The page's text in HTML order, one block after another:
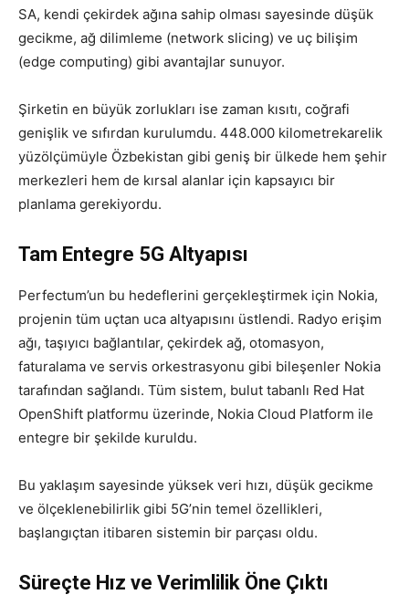
SA, kendi çekirdek ağına sahip olması sayesinde düşük
gecikme, ağ dilimleme (network slicing) ve uç bilişim
(edge computing) gibi avantajlar sunuyor.
Şirketin en büyük zorlukları ise zaman kısıtı, coğrafi
genişlik ve sıfırdan kurulumdu. 448.000 kilometrekarelik
yüzölçümüyle Özbekistan gibi geniş bir ülkede hem şehir
merkezleri hem de kırsal alanlar için kapsayıcı bir
planlama gerekiyordu.
Tam Entegre 5G Altyapısı
Perfectum’un bu hedeflerini gerçekleştirmek için Nokia,
projenin tüm uçtan uca altyapısını üstlendi. Radyo erişim
ağı, taşıyıcı bağlantılar, çekirdek ağ, otomasyon,
faturalama ve servis orkestrasyonu gibi bileşenler Nokia
tarafından sağlandı. Tüm sistem, bulut tabanlı Red Hat
OpenShift platformu üzerinde, Nokia Cloud Platform ile
entegre bir şekilde kuruldu.
Bu yaklaşım sayesinde yüksek veri hızı, düşük gecikme
ve ölçeklenebilirlik gibi 5G’nin temel özellikleri,
başlangıçtan itibaren sistemin bir parçası oldu.
Süreçte Hız ve Verimlilik Öne Çıktı